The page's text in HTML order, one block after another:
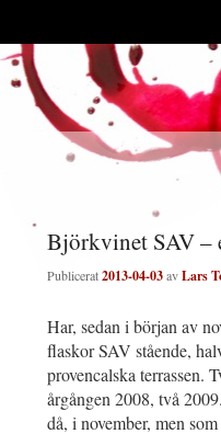
Björkvinet SAV –
Publicerat2013-04-03avLars
Har, sedan i början av
flaskor SAV stående,
provencalska terrassen.
årgången 2008, två
då, i november, men som